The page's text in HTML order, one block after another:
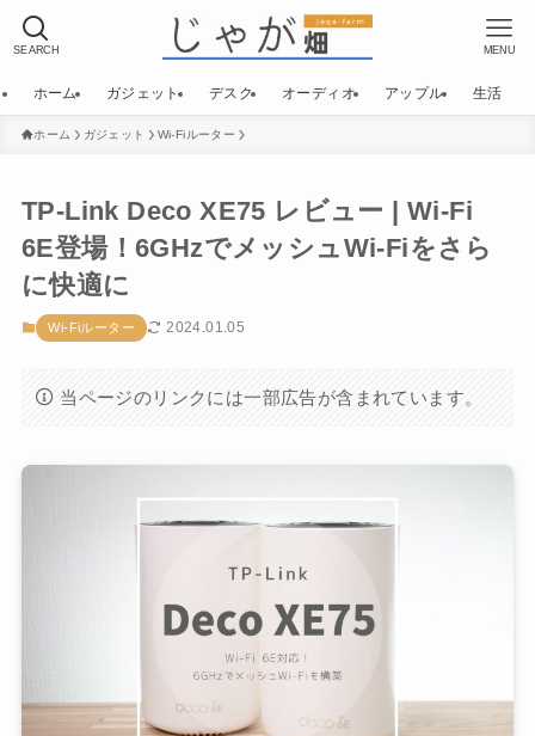
SEARCH MENU
ホーム ガジェット デスク オーディオ アップル 生活
ホーム ガジェット Wi-Fiルーター
TP-Link Deco XE75 レビュー | Wi-Fi
6E登場！6GHzでメッシュWi-Fiをさら
に快適に
Wi-Fiルーター 2024.01.05
当ページのリンクには一部広告が含まれています。